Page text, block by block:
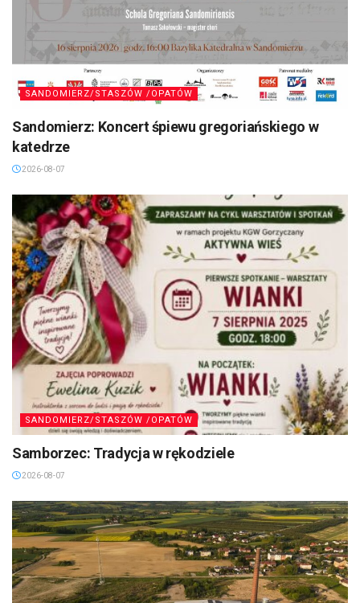
SANDOMIERZ/STASZÓW /OPATÓW
Sandomierz: Koncert śpiewu gregoriańskiego w
katedrze
2026-08-07
SANDOMIERZ/STASZÓW /OPATÓW
Samborzec: Tradycja w rękodziele
2026-08-07